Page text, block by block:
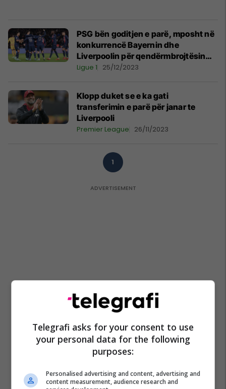
PSG bën goditjen e parë, mposht në
konkurrencë Bayernin dhe
Liverpoolin për qendërmbrojtësin
brazilian
Ligue 1 25/12/2023
Klopp duket se e ka gati
transferimin e parë për janar te
Liverpooli
Premier League 26/11/2023
1
Telegrafi asks for your consent to use
your personal data for the following
purposes:
Personalised advertising and content, advertising and
content measurement, audience research and